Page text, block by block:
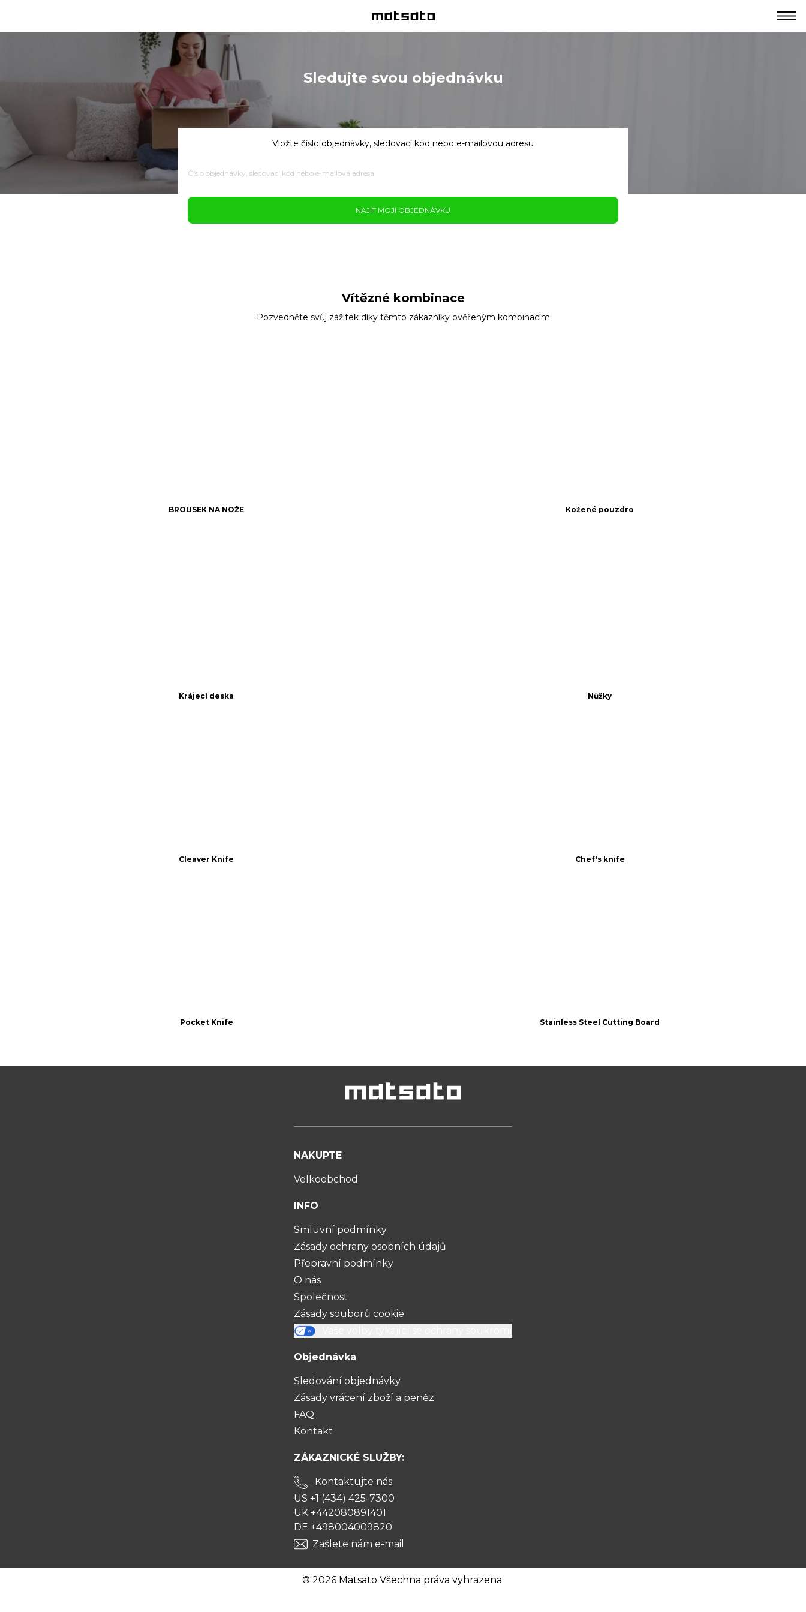
Sledujte svou objednávku
Vložte číslo objednávky, sledovací kód nebo e-mailovou adresu
NAJÍT MOJI OBJEDNÁVKU
Vítězné kombinace
Pozvedněte svůj zážitek díky těmto zákazníky ověřeným kombinacím
BROUSEK NA NOŽE Kožené pouzdro
Krájecí deska Nůžky
Cleaver Knife Chef's knife
Pocket Knife Stainless Steel Cutting Board
NAKUPTE
Velkoobchod
INFO
Smluvní podmínky
Zásady ochrany osobních údajů
Přepravní podmínky
O nás
Společnost
Zásady souborů cookie
Objednávka
Sledování objednávky
Zásady vrácení zboží a peněz
FAQ
Kontakt
ZÁKAZNICKÉ SLUŽBY:
Kontaktujte nás:
US +1 (434) 425-7300
UK +442080891401
DE +498004009820
Zašlete nám e-mail
® 2026 Matsato Všechna práva vyhrazena.